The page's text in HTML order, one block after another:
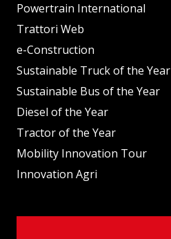
Powertrain International
Trattori Web
e-Construction
Sustainable Truck of the Year
Sustainable Bus of the Year
Diesel of the Year
Tractor of the Year
Mobility Innovation Tour
Innovation Agri